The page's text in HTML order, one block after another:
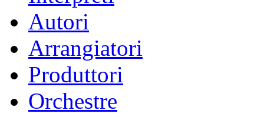
Autori
Arrangiatori
Produttori
Orchestre